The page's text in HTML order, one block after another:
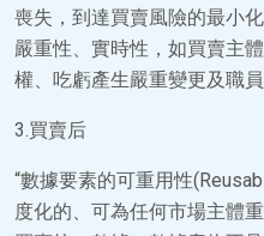
喪失，到達買賣風險的最小
嚴重性、實時性，如買賣主
權、吃虧產生嚴重變更及職員
3.買賣后
“數據要素的可重用性
度化的、可為任何市場主體